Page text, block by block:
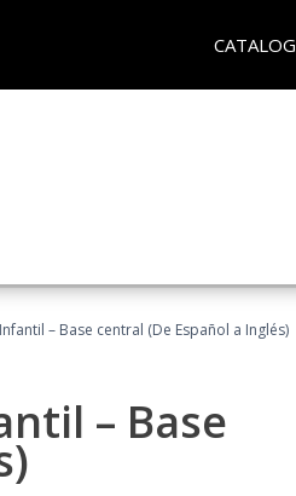
CATALOG
– Base central (De Español a Inglés)
– Base